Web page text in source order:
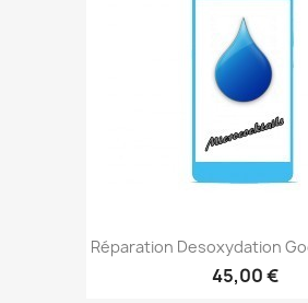
Réparation Desoxydation
45,00 €